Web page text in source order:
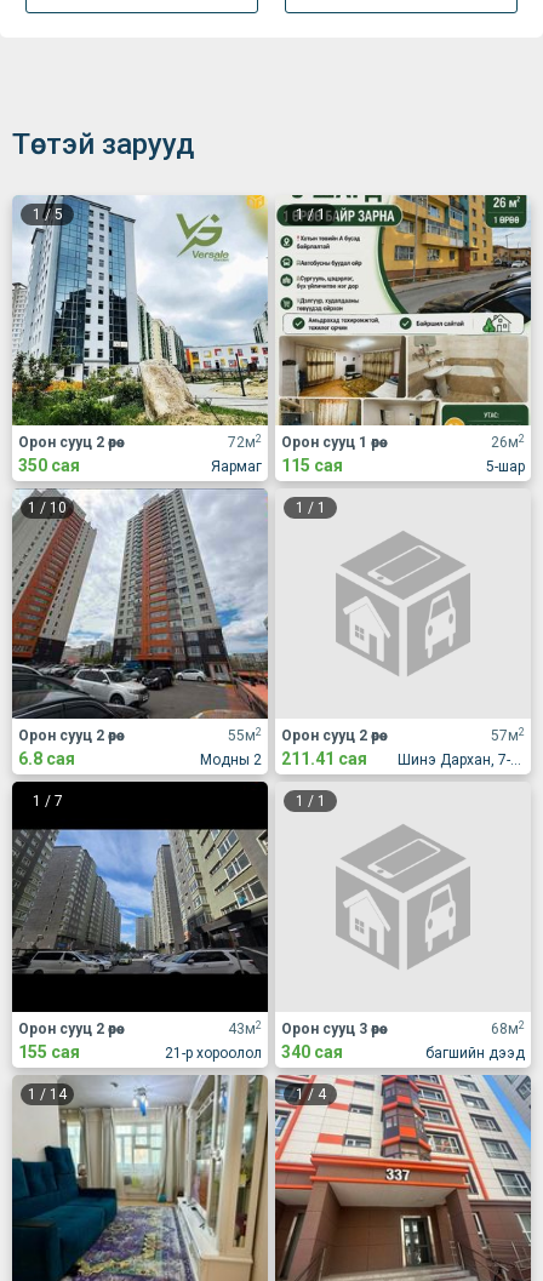
Төстэй зарууд
1 /5
72м2
Яармаг
Орон сууц 2 өрөө
350 сая
1/1
26м2
5-шар
Орон сууц 1 өрөө
115 сая
1 / 10
55м2
Модны 2
Орон сууц 2 өрөө
6.8 сая
1 / 1
57м2
Шинэ Дархан, 7-р хороолол, Жүр Үр үйлдвэрийн хажууд
Орон сууц 2 өрөө
211.41 сая
1 / 7
43м2
21-р хороолол
Орон сууц 2 өрөө
155 сая
1 / 1
68м2
багшийн дээд
Орон сууц 3 өрөө
340 сая
1 / 14 1/ 4